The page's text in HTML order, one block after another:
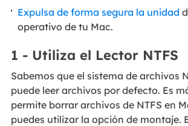
Expulsa de forma segura la unidad
operativo de tu Mac.
1 - Utiliza el Lector NTFS
Sabemos que el sistema de archivos
puede leer archivos por defecto. Es
permite borrar archivos de NTFS en
puedes utilizar la opción de montaje.